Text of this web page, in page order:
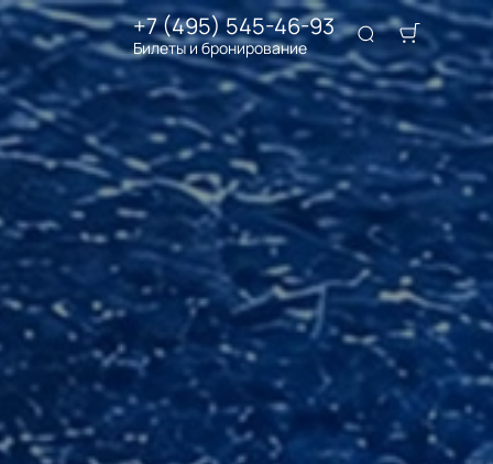
+7 (495) 545-46-93
Билеты и бронирование